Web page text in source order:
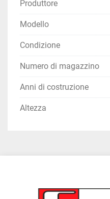
Produttore
Modello
Condizione
Numero di magazzino
Anni di costruzione
Altezza